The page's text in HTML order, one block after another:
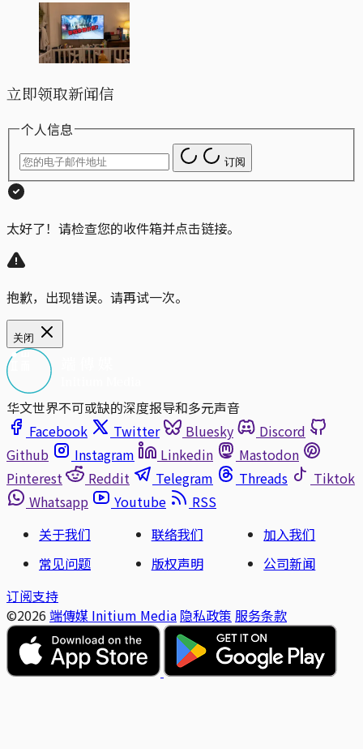
立即领取新闻信
个人信息
订阅
太好了！请检查您的收件箱并点击链接。
抱歉，出现错误。请再试一次。
关闭
华文世界不可或缺的深度报导和多元声音
Facebook
Twitter Bluesky
Discord
Github
Instagram Linkedin
Mastodon
Pinterest
Reddit Telegram Threads
Tiktok
Whatsapp
Youtube
RSS
关于我们
联络我们
加入我们
常见问题
版权声明
公司新闻
订阅支持
©2026 端傳媒 Initium Media 隐私政策 服务条款